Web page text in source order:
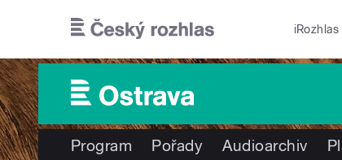
iRozhlas
Program Pořady Audioarchiv